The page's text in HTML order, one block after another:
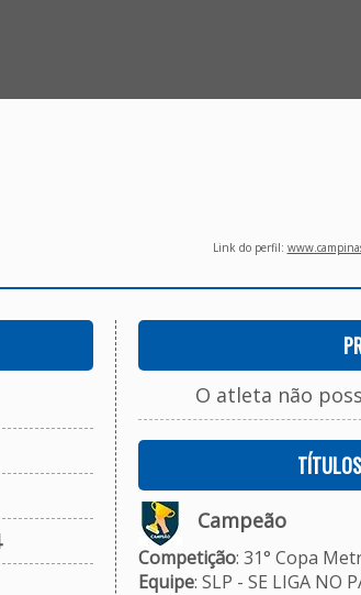
Link do perfil:
O atleta não
Campeão
Competição: 31° Copa
Equipe: SLP - SE LIGA NO